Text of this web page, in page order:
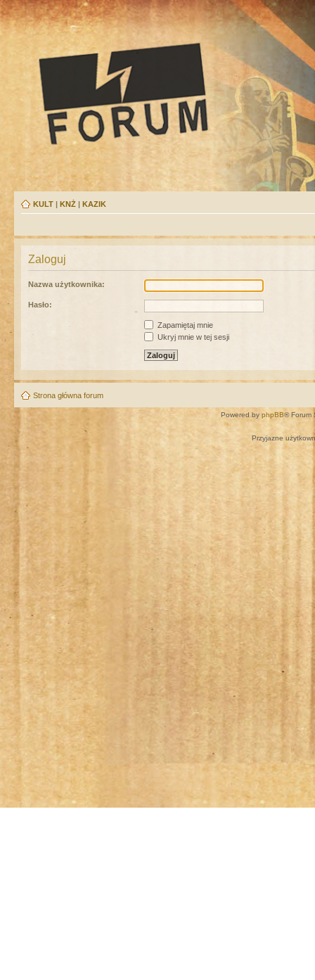
KULT | KNŻ | KAZIK
Zaloguj
Nazwa użytkownika:
Hasło:
Zapamiętaj mnie
Ukryj mnie w tej sesji
Strona główna forum
Powered by phpBB® Forum
Przyjazne